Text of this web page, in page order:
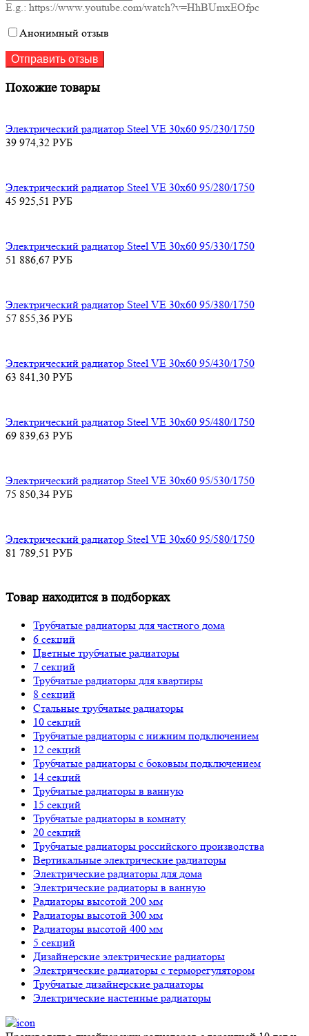
E.g.: https://www.youtube.com/watch?v=HhBUmxEOfpc
Анонимный отзыв
Похожие товары
Электрический радиатор Steel VE 30х60 95/230/1750
39 974,32 РУБ
Электрический радиатор Steel VE 30х60 95/280/1750
45 925,51 РУБ
Электрический радиатор Steel VE 30х60 95/330/1750
51 886,67 РУБ
Электрический радиатор Steel VE 30х60 95/380/1750
57 855,36 РУБ
Электрический радиатор Steel VE 30х60 95/430/1750
63 841,30 РУБ
Электрический радиатор Steel VE 30х60 95/480/1750
69 839,63 РУБ
Электрический радиатор Steel VE 30х60 95/530/1750
75 850,34 РУБ
Электрический радиатор Steel VE 30х60 95/580/1750
81 789,51 РУБ
Товар находится в подборках
Трубчатые радиаторы для частного дома
6 секций
Цветные трубчатые радиаторы
7 секций
Трубчатые радиаторы для квартиры
8 секций
Стальные трубчатые радиаторы
10 секций
Трубчатые радиаторы с нижним подключением
12 секций
Трубчатые радиаторы с боковым подключением
14 секций
Трубчатые радиаторы в ванную
15 секций
Трубчатые радиаторы в комнату
20 секций
Трубчатые радиаторы российского производства
Вертикальные электрические радиаторы
Электрические радиаторы для дома
Электрические радиаторы в ванную
Радиаторы высотой 200 мм
Радиаторы высотой 300 мм
Радиаторы высотой 400 мм
5 секций
Дизайнерские электрические радиаторы
Электрические радиаторы с терморегулятором
Трубчатые дизайнерские радиаторы
Электрические настенные радиаторы